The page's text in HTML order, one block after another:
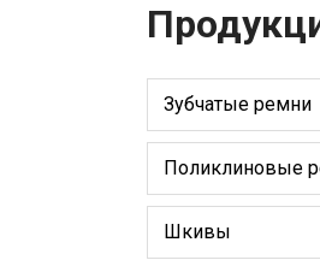
Зубчатые ремни
Поликлиновые
Шкивы